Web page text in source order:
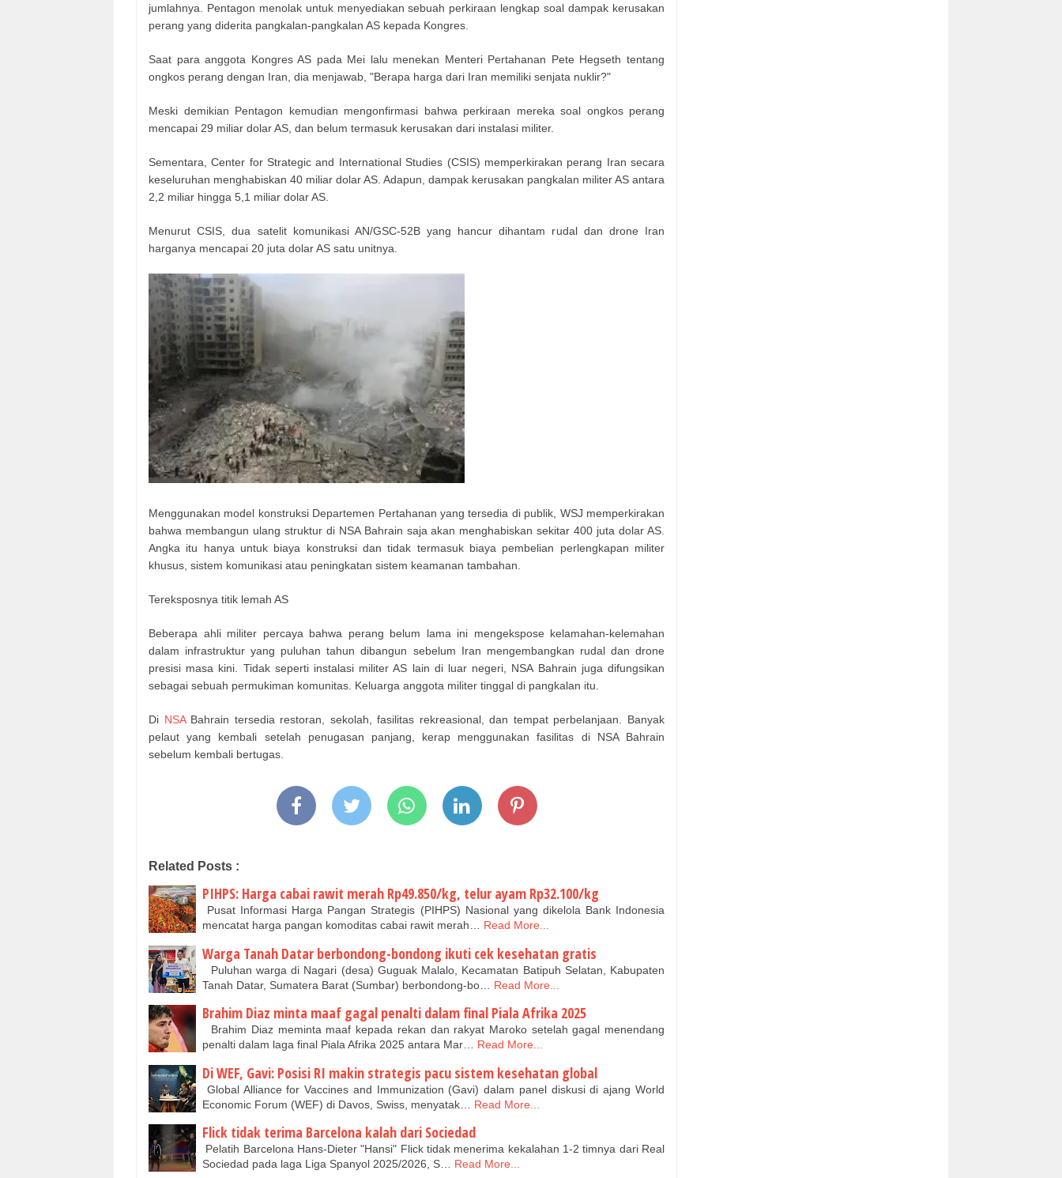
jumlahnya. Pentagon menolak untuk menyediakan sebuah perkiraan lengkap soal dampak kerusakan
perang yang diderita pangkalan-pangkalan AS kepada Kongres.
Saat para anggota Kongres AS pada Mei lalu menekan Menteri Pertahanan Pete Hegseth tentang
ongkos perang dengan Iran, dia menjawab, "Berapa harga dari Iran memiliki senjata nuklir?"
Meski demikian Pentagon kemudian mengonfirmasi bahwa perkiraan mereka soal ongkos perang
mencapai 29 miliar dolar AS, dan belum termasuk kerusakan dari instalasi militer.
Sementara, Center for Strategic and International Studies (CSIS) memperkirakan perang Iran secara
keseluruhan menghabiskan 40 miliar dolar AS. Adapun, dampak kerusakan pangkalan militer AS antara
2,2 miliar hingga 5,1 miliar dolar AS.
Menurut CSIS, dua satelit komunikasi AN/GSC-52B yang hancur dihantam rudal dan drone Iran
harganya mencapai 20 juta dolar AS satu unitnya.
Menggunakan model konstruksi Departemen Pertahanan yang tersedia di publik, WSJ memperkirakan
bahwa membangun ulang struktur di NSA Bahrain saja akan menghabiskan sekitar 400 juta dolar AS.
Angka itu hanya untuk biaya konstruksi dan tidak termasuk biaya pembelian perlengkapan militer
khusus, sistem komunikasi atau peningkatan sistem keamanan tambahan.
Tereksposnya titik lemah AS
Beberapa ahli militer percaya bahwa perang belum lama ini mengekspose kelamahan-kelemahan
dalam infrastruktur yang puluhan tahun dibangun sebelum Iran mengembangkan rudal dan drone
presisi masa kini. Tidak seperti instalasi militer AS lain di luar negeri, NSA Bahrain juga difungsikan
sebagai sebuah permukiman komunitas. Keluarga anggota militer tinggal di pangkalan itu.
Di NSABahrain tersedia restoran, sekolah, fasilitas rekreasional, dan tempat perbelanjaan. Banyak
pelaut yang kembali setelah penugasan panjang, kerap menggunakan fasilitas di NSA Bahrain
sebelum kembali bertugas.
Related Posts :
PIHPS: Harga cabai rawit merah Rp49.850/kg, telur ayam Rp32.100/kg
Pusat Informasi Harga Pangan Strategis (PIHPS) Nasional yang dikelola Bank Indonesia
mencatat harga pangan komoditas cabai rawit merah…
Read More...
Warga Tanah Datar berbondong-bondong ikuti cek kesehatan gratis
Puluhan warga di Nagari (desa) Guguak Malalo, Kecamatan Batipuh Selatan, Kabupaten
Tanah Datar, Sumatera Barat (Sumbar) berbondong-bo…
Read More...
Brahim Diaz minta maaf gagal penalti dalam final Piala Afrika 2025
Brahim Diaz meminta maaf kepada rekan dan rakyat Maroko setelah gagal menendang
penalti dalam laga final Piala Afrika 2025 antara Mar…
Read More...
Di WEF, Gavi: Posisi RI makin strategis pacu sistem kesehatan global
Global Alliance for Vaccines and Immunization (Gavi) dalam panel diskusi di ajang World
Economic Forum (WEF) di Davos, Swiss, menyatak…
Read More...
Flick tidak terima Barcelona kalah dari Sociedad
Pelatih Barcelona Hans-Dieter "Hansi" Flick tidak menerima kekalahan 1-2 timnya dari Real
Sociedad pada laga Liga Spanyol 2025/2026, S…
Read More...